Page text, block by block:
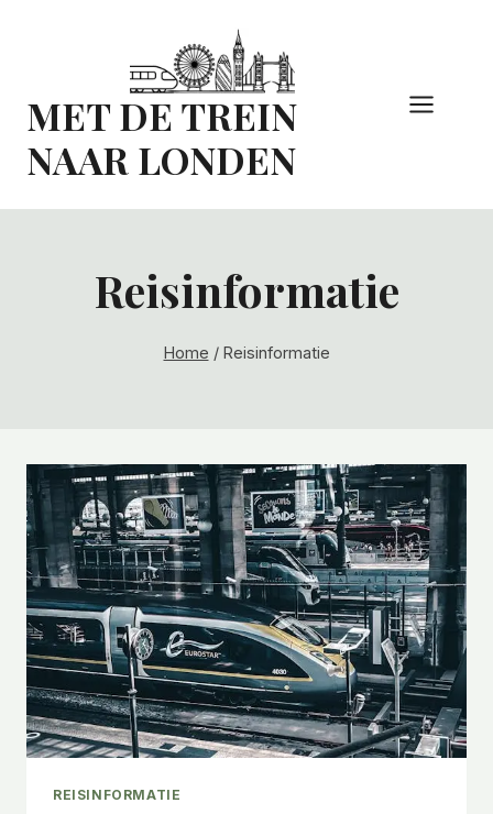
MET DE TREIN
NAAR LONDEN
Reisinformatie
Home / Reisinformatie
REISINFORMATIE